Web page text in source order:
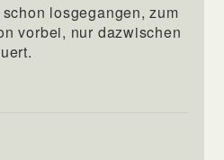
losgegangen, zum
vorbei, nur dazwischen